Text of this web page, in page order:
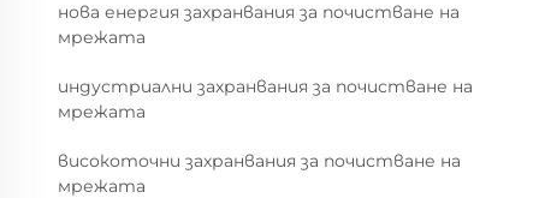
нова енергия захранвания за почистване на
мрежата
индустриални захранвания за почистване на
мрежата
високоточни захранвания за почистване на
мрежата